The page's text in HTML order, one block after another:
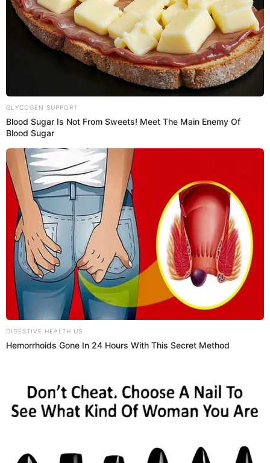
30 Ene 2021 | 15:38 h
¿Se cumplirá la maldición? Marihno tocó la Copa
Libertadores antes de la final vs Palmeiras
Flamengo - River. ¿Se repetirá la misma historia?
El Popular
Copa Libertadores
29 Ene 2021 | 16:10 h
Ronaldo: "Daría mis dos meñiques por tener la
Libertadores y la Champions"
El Popular